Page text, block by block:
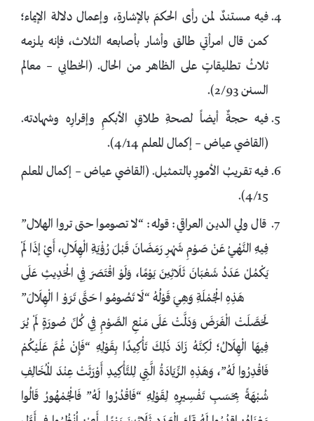
فيه مستندٌ لمن رأى الحكمَ بالإشارةِ، وإعمال دلالة الإيماء؛
كمن قال امرأتي طالق وأشار بأصابعه الثلاث، فإنه يلزمه
ثلاثُ تطليقاتٍ على الظاهر من الحال. (الخطابي – معالم
السنن 2/93).
فيه حجةٌ أيضاً لصحةِ طلاقِ الأبكمِ وإقرارِه وشهادته.
(القاضي عياض – إكمال المعلم 4/14).
فيه تقريبُ الأمورِ بالتمثيل. (القاضي عياض – إكمال المعلم
4/15).
قال ولي الدين العراقي: قوله: “لا تصوموا حتى تروا الهلال”
فِيهِ النَّهْيُ عَنْ صَوْمِ شَهْرِ رَمَضَانَ قَبْلَ رُؤْيَةِ الْهِلَالِ، أَيْ إذَا لَمْ
يَكْمُلْ عَدَدُ شَعْبَانَ ثَلَاثِينَ يَوْمًا، وَلَوْ اقْتَصَرَ فِي الْحَدِيثِ عَلَى
هَذِهِ الْجُمْلَةِ وَهِيَ قَوْلُهُ “لَا تَصُومُوا حَتَّى تَرَوْا الْهِلَالَ”
لَحَصَّلَتْ الْغَرَضَ وَدَلَّتْ عَلَى مَنْعِ الصَّوْمِ فِي كُلِّ صُورَةٍ لَمْ يُرَ
فِيهَا الْهِلَالُ؛ لَكِنَّهُ زَادَ ذَلِكَ تَأْكِيدًا بِقَوْلِهِ “فَإِنْ غُمَّ عَلَيْكُمْ
فَاقْدِرُوا لَهُ”، وَهَذِهِ الزِّيَادَةُ الَّتِي لِلتَّأْكِيدِ أَوْرَثَتْ عِنْدَ الْمُخَالِفِ
شُبْهَةً بِحَسَبِ تَفْسِيرِهِ لِقَوْلِهِ “فَاقْدُرُوا لَهُ” فَالْجُمْهُورُ قَالُوا